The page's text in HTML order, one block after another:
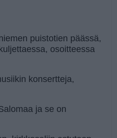
puistotien päässä,
osoitteessa
konsertteja,
ja se on